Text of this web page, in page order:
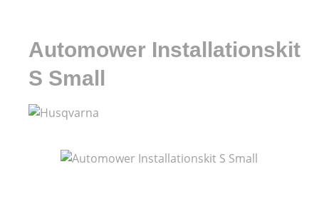
Automower Installationskit
S Small
Bildergalerie überspringen